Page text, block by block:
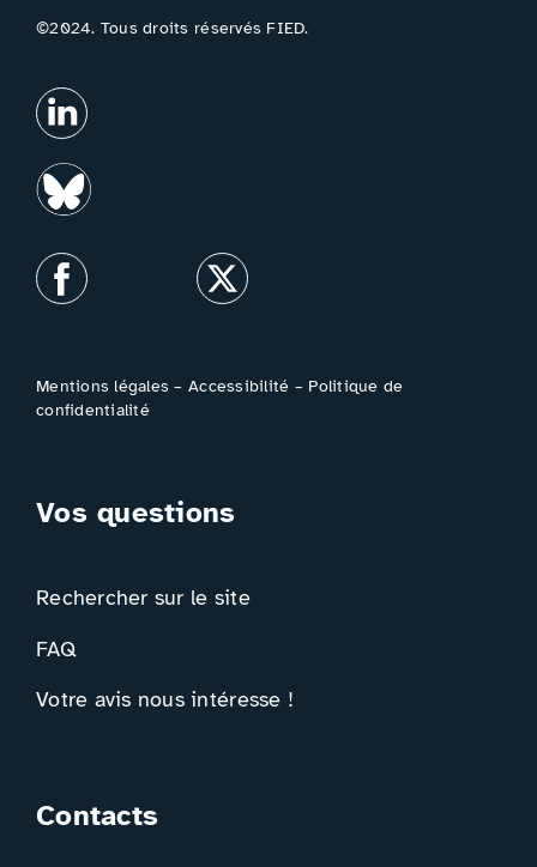
©2024. Tous droits réservés FIED.
Mentions légales –Accessibilité – Politique de
confidentialité
Vos questions
Rechercher sur le site
FAQ
Votre avis nous intéresse !
Contacts